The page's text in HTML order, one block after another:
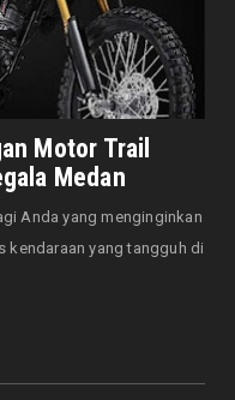
– Wawali
...
Nasib Negeri
Canggih, Penuh
Motor Trail
Medan
Anda yang menginginkan
kendaraan yang tangguh di